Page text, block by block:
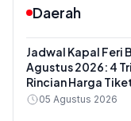
Daerah
Jadwal Kapal
Agustus 2026: 4
Rincian Harga
Kendaraan
05 Agustus 2026